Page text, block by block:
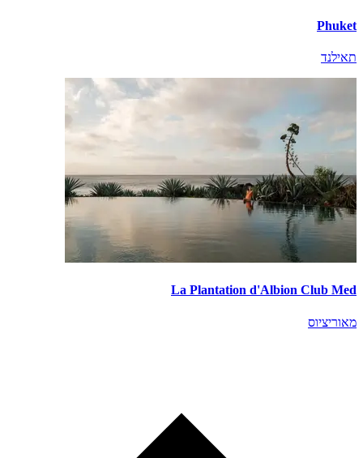
Phuket
תאילנד
La Plantation d'Albion Club Med
מאוריציוס